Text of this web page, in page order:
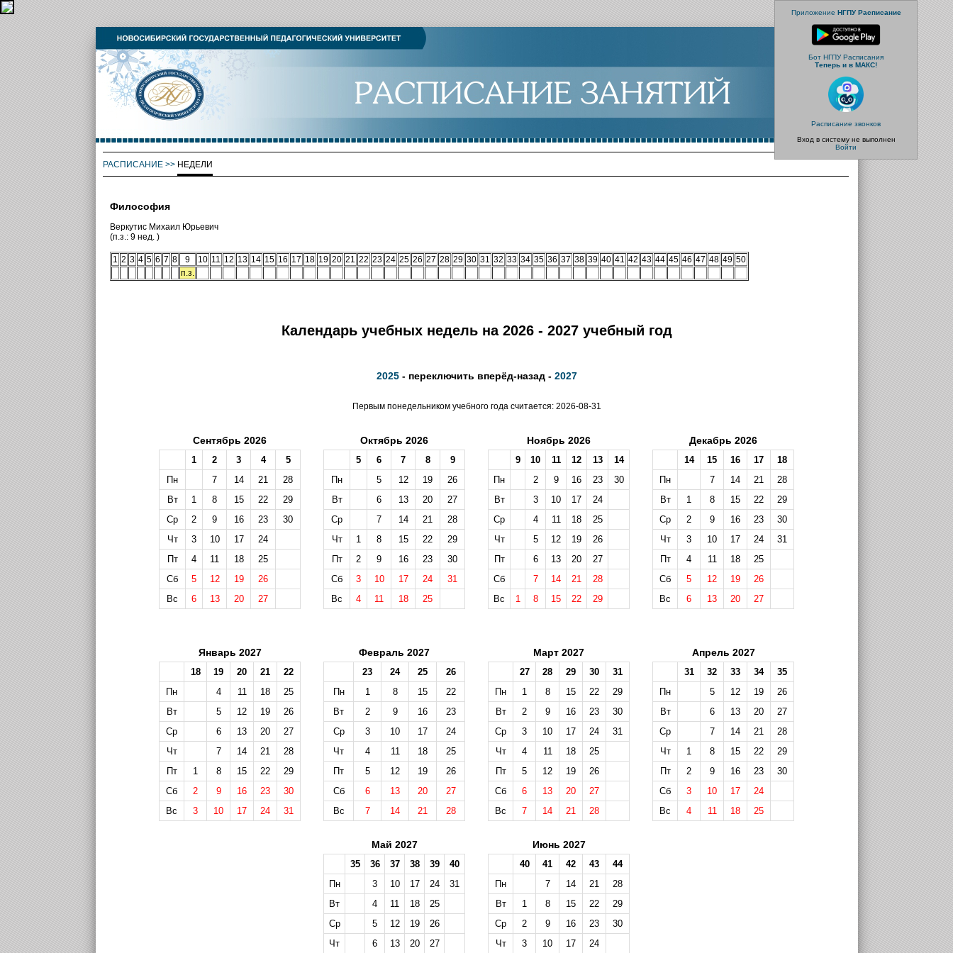
Приложение НГПУ Расписание
Бот НГПУ Расписания
Теперь и в МАКС!
Расписание звонков
Вход в систему не выполнен
Войти
РАСПИСАНИЕ>> НЕДЕЛИ
Философия
Веркутис Михаил Юрьевич
(п.з.: 9 нед. )
1 2 3 4 5 6 7 8 9 10 11 12 13 14 15 16 17 18 19 20 21 22 23 24 25 26 27 28 29 30 31 32 33 34 35 36 37 38 39 40 41 42 43 44 45 46 47 48 49 50
п.з.
Календарь учебных недель на 2026 - 2027 учебный год
2025- переключить вперёд-назад - 2027
Первым понедельником учебного года считается: 2026-08-31
Сентябрь 2026
1 2 3 4
5
Пн
7 14 21
28
Вт
1 8 15 22
29
Ср
2 9 16 23
30
Чт
3 10 17
24
Пт
4 11 18
25
Сб
5 12 19
26
Вс
6 13 20 27
Октябрь 2026
5 6 7 8
9
Пн
5 12 19
26
Вт
6 13 20
27
Ср
7 14 21
28
Чт
1 8 15 22
29
Пт
2 9 16 23
30
Сб
3 10 17 24
31
Вс
4 11 18 25
Ноябрь 2026
9 10 11 12 13
14
Пн
2 9 16 23
30
Вт
3 10 17
24
Ср
4 11 18
25
Чт
5 12 19
26
Пт
6 13 20
27
Сб
7 14 21
28
Вс
1 8 15 22 29
Декабрь 2026
14 15 16 17
18
Пн
7 14 21
28
Вт
1 8 15 22
29
Ср
2 9 16 23
30
Чт
3 10 17 24
31
Пт
4 11 18
25
Сб
5 12 19
26
Вс
6 13 20 27
Январь 2027
18 19 20 21
22
Пн
4 11 18
25
Вт
5 12 19
26
Ср
6 13 20
27
Чт
7 14 21
28
Пт
1 8 15 22
29
Сб
2 9 16 23
30
Вс
3 10 17 24 31
Февраль 2027
23 24 25
26
Пн
1 8 15
22
Вт
2 9 16
23
Ср
3 10 17
24
Чт
4 11 18
25
Пт
5 12 19
26
Сб
6 13 20
27
Вс
7 14 21 28
Март 2027
27 28 29 30
31
Пн
1 8 15 22
29
Вт
2 9 16 23
30
Ср
3 10 17 24
31
Чт
4 11 18
25
Пт
5 12 19
26
Сб
6 13 20
27
Вс
7 14 21 28
Апрель 2027
31 32 33 34
35
Пн
5 12 19
26
Вт
6 13 20
27
Ср
7 14 21
28
Чт
1 8 15 22
29
Пт
2 9 16 23
30
Сб
3 10 17
24
Вс
4 11 18 25
Май 2027
35 36 37 38 39
40
Пн
3 10 17 24
31
Вт
4 11 18
25
Ср
5 12 19
26
Чт
6 13 20 27
Июнь 2027
40 41 42 43
44
Пн
7 14 21
28
Вт
1 8 15 22
29
Ср
2 9 16 23
30
Чт
3 10 17 24